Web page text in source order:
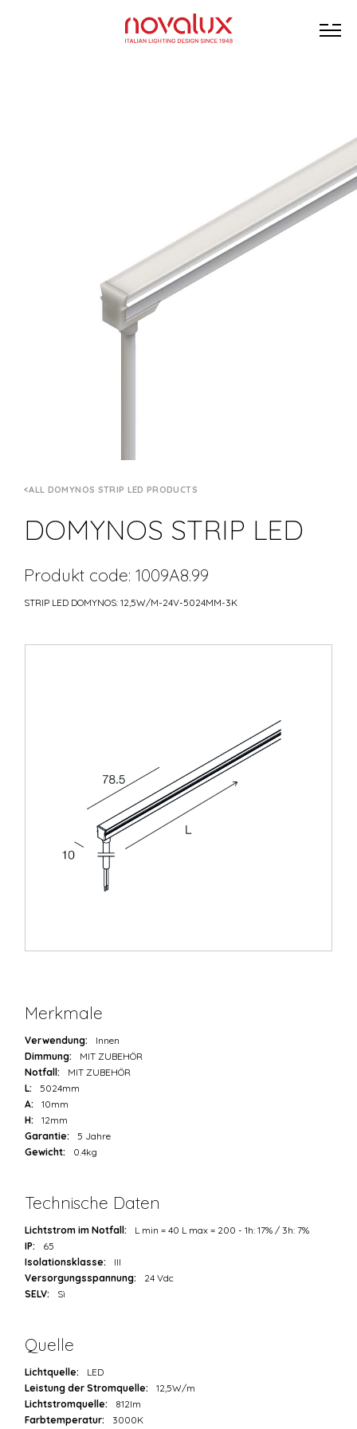
ALL DOMYNOS STRIP LED PRODUCTS
DOMYNOS STRIP LED
Produkt code: 1009A8.99
STRIP LED DOMYNOS: 12,5W/M-24V-5024MM-3K
Merkmale
Verwendung:
Innen
Dimmung:
MIT ZUBEHÖR
Notfall:
MIT ZUBEHÖR
L:
5024mm
A:
10mm
H:
12mm
Garantie:
5 Jahre
Gewicht:
0.4kg
Technische Daten
Lichtstrom im Notfall:
L min = 40 L max = 200 - 1h: 17% / 3h: 7%
IP:
65
Isolationsklasse:
III
Versorgungsspannung:
24 Vdc
SELV:
Sì
Quelle
Lichtquelle:
LED
Leistung der Stromquelle:
12,5W/m
Lichtstromquelle:
812lm
Farbtemperatur:
3000K